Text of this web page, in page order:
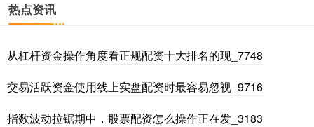
深证成指 14311.01 +200.89 +1.42%
热点资讯
从杠杆资金操作角度看正规配资十大排名的现_7748
交易活跃资金使用线上实盘配资时最容易忽视_9716
指数波动拉锯期中，股票配资怎么操作正在发_3183